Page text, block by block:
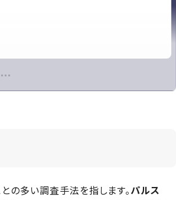
の多い調査手法を指します。パルス